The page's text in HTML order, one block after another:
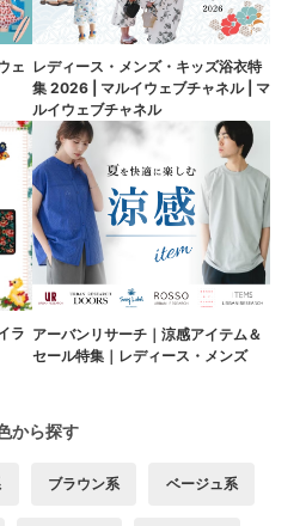
ェ レディース・メンズ・キッズ浴衣特
集 2026 | マルイウェブチャネル | マ
ルイウェブチャネル
ラ アーバンリサーチ｜涼感アイテム＆
セール特集｜レディース・メンズ
から探す
ブラウン系 ベージュ系